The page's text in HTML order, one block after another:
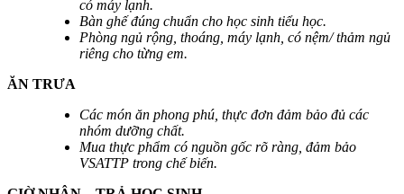
có máy lạnh.
Bàn ghế đúng chuẩn cho học sinh tiểu học.
Phòng ngủ rộng, thoáng, máy lạnh, có nệm/ thảm ngủ
riêng cho từng em.
ĂN TRƯA
Các món ăn phong phú, thực đơn đảm bảo đủ các
nhóm dưỡng chất.
Mua thực phẩm có nguồn gốc rõ ràng, đảm bảo
VSATTP trong chế biến.